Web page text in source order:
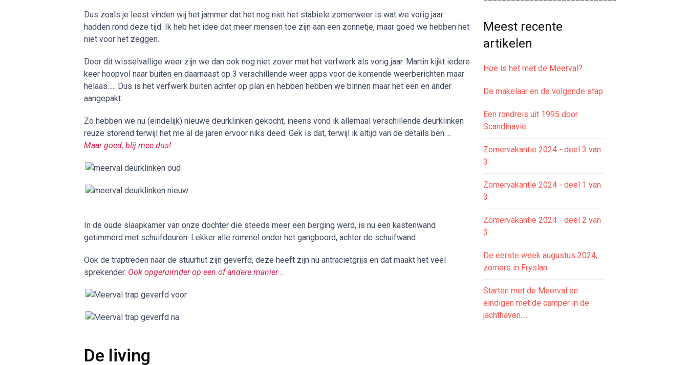
Dus zoals je leest vinden wij het jammer dat het nog niet het stabiele zomerweer is wat we vorig jaar
hadden rond deze tijd. Ik heb het idee dat meer mensen toe zijn aan een zonnetje, maar goed we hebben het
niet voor het zeggen.
Door dit wisselvallige weer zijn we dan ook nog niet zover met het verfwerk als vorig jaar. Martin kijkt iedere
keer hoopvol naar buiten en daarnaast op 3 verschillende weer apps voor de komende weerberichten maar
helaas….. Dus is het verfwerk buiten achter op plan en hebben hebben we binnen maar het een en ander
aangepakt.
Zo hebben we nu (eindelijk) nieuwe deurklinken gekocht, ineens vond ik allemaal verschillende deurklinken
reuze storend terwijl het me al de jaren ervoor niks deed. Gek is dat, terwijl ik altijd van de details ben….
Maar goed, blij mee dus!
In de oude slaapkamer van onze dochter die steeds meer een berging werd, is nu een kastenwand
getimmerd met schuifdeuren. Lekker alle rommel onder het gangboord, achter de schuifwand.
Ook de traptreden naar de stuurhut zijn geverfd, deze heeft zijn nu antracietgrijs en dat maakt het veel
sprekender. Ook opgeruimder op een of andere manier...
De living
Meest recente
artikelen
Hoe is het met de Meerval?
De makelaar en de volgende stap
Een rondreis uit 1995 door
Scandinavië
Zomervakantie 2024 - deel 3 van
3
Zomervakantie 2024 - deel 1 van
3
Zomervakantie 2024 - deel 2 van
3
De eerste week augustus 2024,
zomers in Fryslan
Starten met de Meerval en
eindigen met de camper in de
jachthaven….